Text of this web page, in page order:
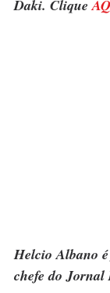
Daki. Clique
Helcio Albano
chefe do Jornal